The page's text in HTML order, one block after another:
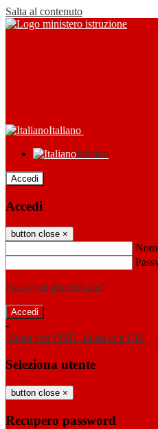
Salta al contenuto
Italiano
Italiano
Accedi
Accedi
button close ×
Password dimenticata?
-
Entra con SPID Entra con CIE
Seleziona utente
button close ×
Recupero password